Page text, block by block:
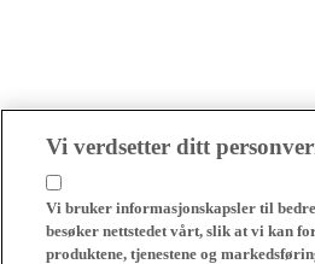
Vi verdsetter ditt
Vi bruker informasjonskapsler til
besøker nettstedet vårt, slik at vi kan
produktene, tjenestene og